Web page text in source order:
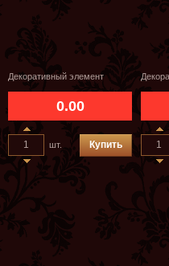
Декоративный элемент
0.00
шт. Купить